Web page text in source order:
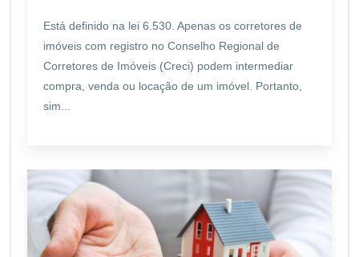
Está definido na lei 6.530. Apenas os corretores de
imóveis com registro no Conselho Regional de
Corretores de Imóveis (Creci) podem intermediar
compra, venda ou locação de um imóvel. Portanto,
sim...